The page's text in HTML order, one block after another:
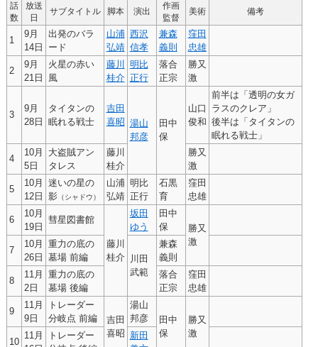
話
数
放送
日
サブタイトル 脚本 演出
作画
監督
美術 備考
1
9月
14日
出発のバラ
ード
山浦
弘靖
西沢
信孝
兼森
義則
窪田
忠雄
2
9月
21日
火星の赤い
風
藤川
桂介
明比
正行
落合
正宗
勝又
激
3
9月
28日
タイタンの
眠れる戦士
吉田
喜昭 湯山
邦彦
田中
保
山口
俊和
前半は「透明の女ガ
ラスのクレア」
後半は「タイタンの
眠れる戦士」
4
10月
5日
大盗賊アン
タレス
藤川
桂介
勝又
激
5
10月
12日
迷いの星の
影 （シャドウ）
山浦
弘靖
明比
正行
石黒
育
窪田
忠雄
6
10月
19日
彗星図書館
藤川
桂介
坂田
ゆう
田中
保
勝又
激
7
10月
26日
重力の底の
墓場 前編
川田
武範
兼森
義則
8
11月
2日
重力の底の
墓場 後編
落合
正宗
窪田
忠雄
9
11月
9日
トレーダー
分岐点 前編
吉田
喜昭
湯山
邦彦
田中
保
勝又
激
10
11月
トレーダー
新田